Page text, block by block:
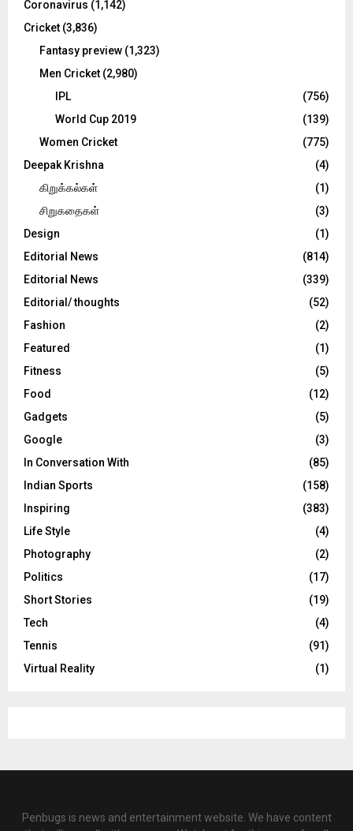
Coronavirus (1,142)
Cricket (3,836)
Fantasy preview (1,323)
Men Cricket (2,980)
IPL
(756)
World Cup 2019
(139)
Women Cricket
(775)
Deepak Krishna
(4)
கிறுக்கல்கள்
(1)
சிறுகதைகள்
(3)
Design
(1)
Editorial News
(814)
Editorial News
(339)
Editorial/ thoughts
(52)
Fashion
(2)
Featured
(1)
Fitness
(5)
Food
(12)
Gadgets
(5)
Google
(3)
In Conversation With
(85)
Indian Sports
(158)
Inspiring
(383)
Life Style
(4)
Photography
(2)
Politics
(17)
Short Stories
(19)
Tech
(4)
Tennis
(91)
Virtual Reality
(1)
Penbugs is news and entertainment website. We have content